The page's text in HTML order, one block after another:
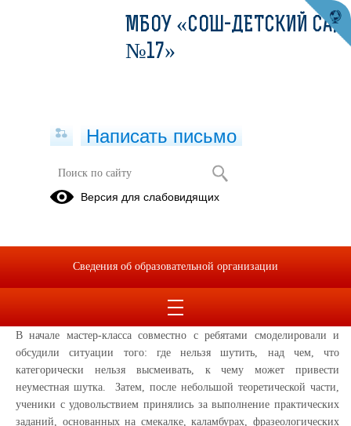
Мероприятие "Шутка в нашей
жизни" 7, 9 классы
В пятницу 31 марта, накануне дня смеха, социальный педагог
участие в съемках передачи «Рассмеши комика», провел
для учеников 7 и 9 классов мероприятие «Шутка в нашей жизни».
В начале мастер-класса совместно с ребятами смоделировали и
обсудили ситуации того: где нельзя шутить, над чем, что
категорически нельзя высмеивать, к чему может привести
неуместная шутка. Затем, после небольшой теоретической части,
ученики с удовольствием принялись за выполнение практических
заданий, основанных на смекалке, каламбурах, фразеологических
МБОУ «СОШ-ДЕТСКИЙ САД
№17»
Написать письмо
Версия для слабовидящих
Сведения об образовательной организации